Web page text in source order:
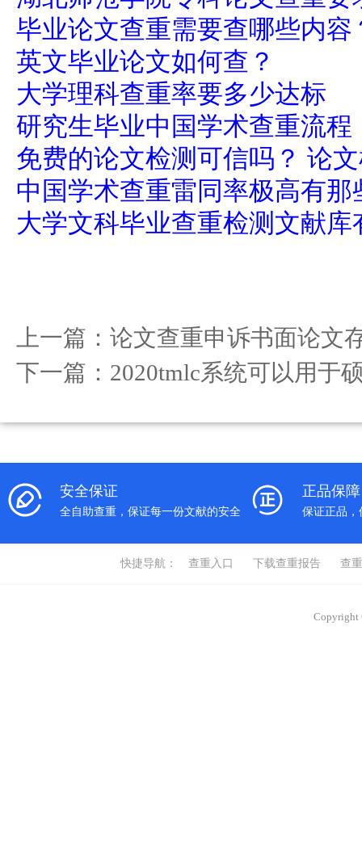
毕业论文查重需要查哪些内容
英文毕业论文如何查？
大学理科查重率要多少达标
研究生毕业中国学术查重流程
免费的论文检测可信吗？ 论
中国学术查重雷同率极高有那
大学文科毕业查重检测文献库
上一篇： 论文查重申诉书面论文
下一篇： 2020tmlc系统可以用于
安全保证
全自助查重，保证每一份文献的安全
正品保障
保证正品，
快捷导航： 查重入口 下载查重报告 查
Copyright